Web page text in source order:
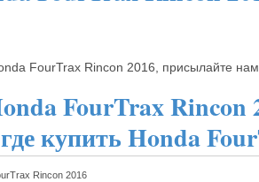
FourTrax Rincon 2016, присылайте
FourTrax Rincon
купить Honda
Rincon 2016